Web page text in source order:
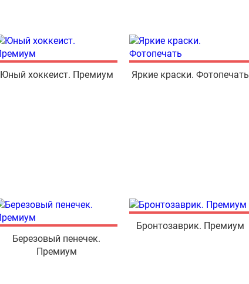
Юный хоккеист. Премиум Яркие краски. Фотопечать
Березовый пенечек.
Премиум
Бронтозаврик. Премиум